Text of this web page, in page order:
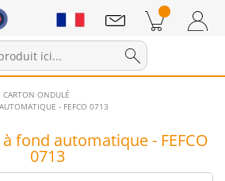
dans le panier
CARTON ONDULÉ
- FEFCO 0713
fond automatique - FEFCO
0713